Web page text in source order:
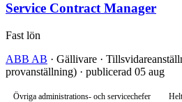
Service Contract Manager
Fast lön
ABB AB · Gällivare ·
provanställning) · publicerad 05 aug
Övriga administrations- och servicechefer